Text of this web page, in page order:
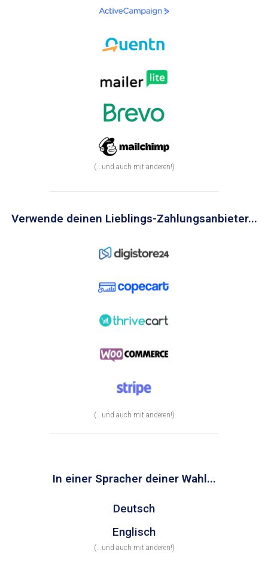
(...und auch mit anderen!)
Verwende deinen Lieblings-Zahlungsanbieter...
(...und auch mit anderen!)
In einer Spracher deiner Wahl...
Deutsch
Englisch
(...und auch mit anderen!)